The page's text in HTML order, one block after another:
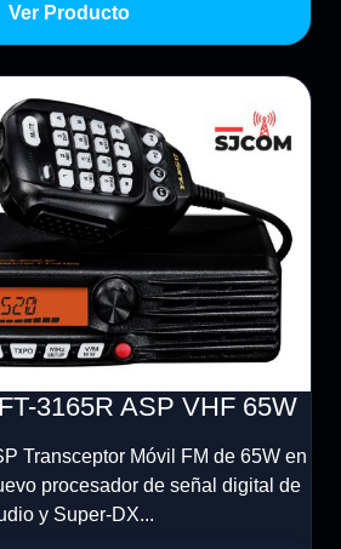
Ver Producto
3165R ASP VHF 65W
Transceptor Móvil FM de 65W en
procesador de señal digital de
y Super-DX...